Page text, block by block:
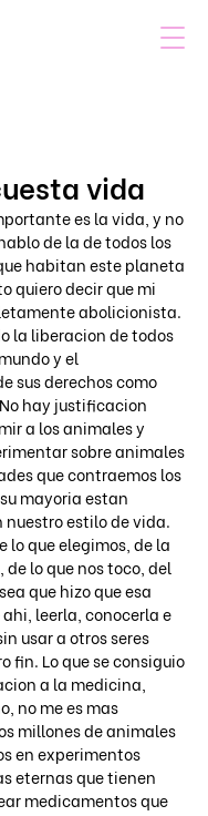
vida
es la vida, y no
de la de todos los
habitan este planeta
quiero decir que mi
abolicionista.
la liberacion de todos
y el
sus derechos como
hay justificacion
a los animales y
sobre animales
que contraemos los
mayoria estan
estilo de vida.
lo que elegimos, de la
lo que nos toco, del
que hizo que esa
leerla, conocerla e
usar a otros seres
fin. Lo que se consiguio
a la medicina,
no me es mas
millones de animales
en experimentos
eternas que tienen
medicamentos que